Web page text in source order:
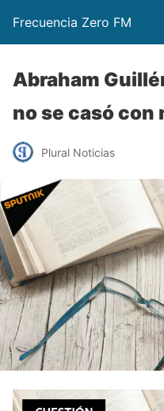
Frecuencia Zero FM
Abraham
no se casó con
Plural Noticias